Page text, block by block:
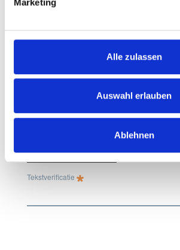
Alle zulassen
Auswahl erlauben
Ablehnen
Tekstverificatie